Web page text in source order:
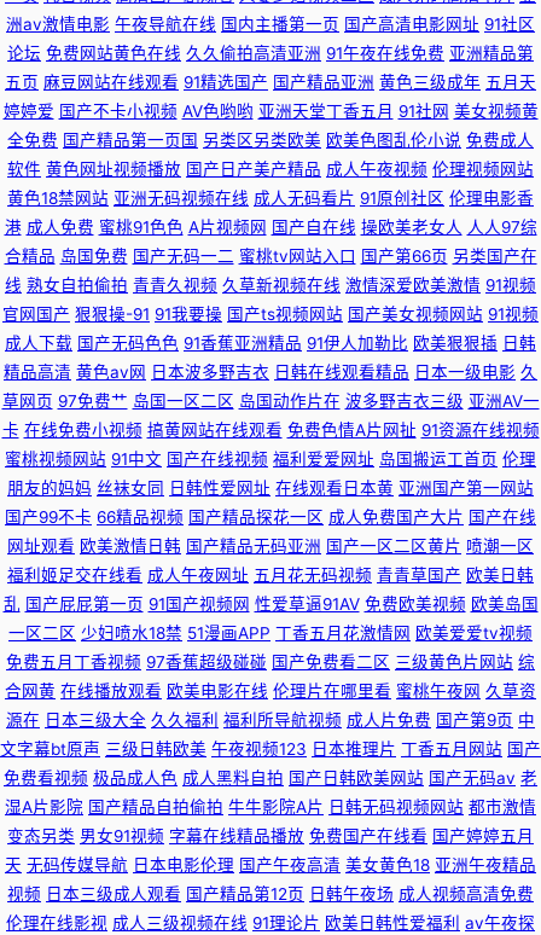
影音先锋无码区 91成人小电影 91国产原创大香蕉 91免费大片 91视日韩人妻
97不卡在线视频 久久成人午夜网站 日韩免费黄色网址 一级少女一线天 91爱
国国产精品 91黄色视频偷拍 95福利视频 不卡av影院在线观看 福利视频站
欧美性爱视屏18 亚洲欧美福利导航 91色情软件下载 91在线观看玖玖 TS国产
视频在线看 传媒在线看 老司机福利91视频 欧美专区第38页 91大神原创 无
码日啪网 91丝袜海角 97资源站在线观看 超碰中文91 激情五月天社区 91视
费视频 第一女优电影院 久久一级视频 殴美性交精品 色天堂亚洲久久 亚州综
合幕 69性爱小视频 91国在线观看 91色啦自拍 91资源在线观看视频 超碰免
费人妻97 国产第一福利 精品一区二区三区香蕉 免费久久黄色 日韩毛片基地
91蜜桃四区 成人性交片免费看 国产午夜福利网址 少妇精品高潮 亚洲熟妇爱
ab 91白丝 91伦理版免费网站视频 丁香五月天社区 欧美涩就是涩综合久久 色
悠悠桃花综合 亚洲国产九九 91超碰在线 91蜜臀在线观看 91制作室白乳 91看
片婬黄大片软件 91大神网站 超碰人人原创 日韩淫淫网
洲av激情电影 午夜导航在线 国内主播第一页 国产高清电影网址 91社区
论坛 免费网站黄色在线 久久偷拍高清亚洲 91午夜在线免费 亚洲精品第
五页 麻豆网站在线观看 91精选国产 国产精品亚洲 黄色三级成年 五月天
婷婷爱 国产不卡小视频 AV色哟哟 亚洲天堂丁香五月 91社网 美女视频黄
全免费 国产精品第一页国 另类区另类欧美 欧美色图乱伦小说 免费成人
软件 黄色网址视频播放 国产日产美产精品 成人午夜视频 伦理视频网站
黄色18禁网站 亚洲无码视频在线 成人无码看片 91原创社区 伦理电影香
港 成人免费 蜜桃91色色 A片视频网 国产自在线 操欧美老女人 人人97综
合精品 岛国免费 国产无码一二 蜜桃tv网站入口 国产第66页 另类国产在
线 熟女自拍偷拍 青青久视频 久草新视频在线 激情深爱欧美激情 91视频
官网国产 狠狠操-91 91我要操 国产ts视频网站 国产美女视频网站 91视频
成人下载 国产无码色色 91香蕉亚洲精品 91伊人加勒比 欧美狠狠插 日韩
精品高清 黄色av网 日本波多野吉衣 日韩在线观看精品 日本一级电影 久
草网页 97免费艹 岛国一区二区 岛国动作片在 波多野吉衣三级 亚洲AV一
卡 在线免费小视频 搞黄网站在线观看 免费色情A片网扯 91资源在线视频
蜜桃视频网站 91中文 国产在线视频 福利爱爱网址 岛国搬运工首页 伦理
朋友的妈妈 丝袜女同 日韩性爱网址 在线观看日本黄 亚洲国产第一网站
国产99不卡 66精品视频 国产精品探花一区 成人免费国产大片 国产在线
网址观看 欧美激情日韩 国产精品无码亚洲 国产一区二区黄片 喷潮一区
福利姬足交在线看 成人午夜网址 五月花无码视频 青青草国产 欧美日韩
乱 国产屁屁第一页 91国产视频网 性爱草逼91AV 免费欧美视频 欧美岛国
一区二区 少妇喷水18禁 51漫画APP 丁香五月花激情网 欧美爱爱tv视频
免费五月丁香视频 97香蕉超级碰碰 国产免费看二区 三级黄色片网站 综
合网黄 在线播放观看 欧美电影在线 伦理片在哪里看 蜜桃午夜网 久草资
源在 日本三级大全 久久福利 福利所导航视频 成人片免费 国产第9页 中
文字幕bt原声 三级日韩欧美 午夜视频123 日本推理片 丁香五月网站 国产
免费看视频 极品成人色 成人黑料自拍 国产日韩欧美网站 国产无码av 老
湿A片影院 国产精品自拍偷拍 牛牛影院A片 日韩无码视频网站 都市激情
变态另类 男女91视频 字幕在线精品播放 免费国产在线看 国产婷婷五月
天 无码传媒导航 日本电影伦理 国产午夜高清 美女黄色18 亚洲午夜精品
视频 日本三级成人观看 国产精品第12页 日韩午夜场 成人视频高清免费
伦理在线影视 成人三级视频在线 91理论片 欧美日韩性爱福利 av午夜探